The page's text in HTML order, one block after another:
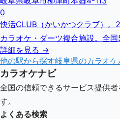
0
快活CLUB（かいかつクラブ）。
カラオケ・ダーツ複合施設。全国
詳細を見る →
他の駅から探す岐阜県のカラオ
カラオケナビ
全国の信頼できるサービス提供
す。
よくある検索